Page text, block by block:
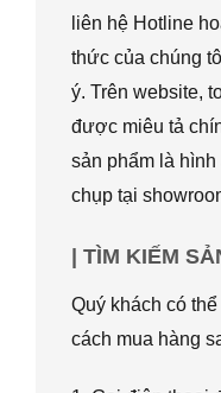
liên hệ Hotline
thức của chúng
ý. Trên website,
được miêu tả
sản phẩm là
chụp tại
| TÌM KIẾM
Quý khách có
cách mua hàng